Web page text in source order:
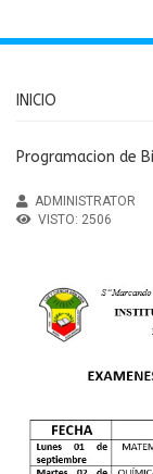
y Media
Agendas
Noticias
PTAFI3.0
de privacidad
INICIO
Programacion de
ADMINISTRATOR
VISTO: 2506